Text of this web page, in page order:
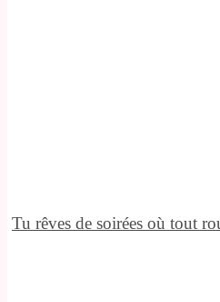
Tu rêves de soirées où tout